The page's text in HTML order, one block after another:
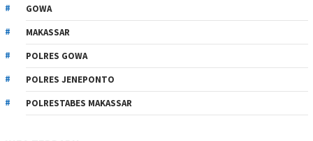
GOWA
MAKASSAR
POLRES GOWA
POLRES JENEPONTO
POLRESTABES MAKASSAR